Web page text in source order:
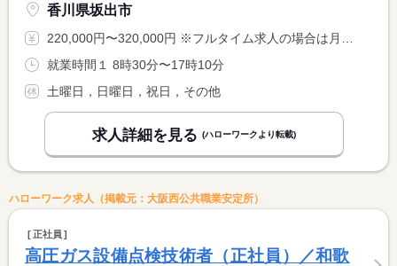
香川県坂出市
220,000円〜320,000円 ※フルタイム求人の場合は月額（換算額）、パート求人の場合は時間額を表示しています。
就業時間１ 8時30分〜17時10分
土曜日，日曜日，祝日，その他
求人詳細を見る (ハローワークより転載)
ハローワーク求人（掲載元：大阪西公共職業安定所）
正社員
高圧ガス設備点検技術者（正社員）／和歌